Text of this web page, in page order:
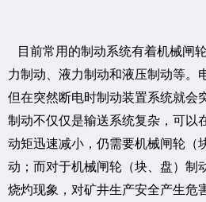
目前常用的制动系统有着机械闸
力制动、液力制动和液压制动等。
但在突然断电时制动装置系统就会
制动不仅仅是输送系统复杂，可以
动矩迅速减小，仍需要机械闸轮（
动；而对于机械闸轮（块、盘）制
烧灼现象，对矿井生产安全产生危